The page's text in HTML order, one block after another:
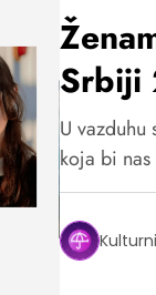
Srbiji
U vazduhu
koja bi